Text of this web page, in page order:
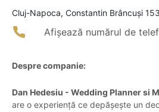
Cluj-Napoca, Constantin Brâncuși 153
Afișează numărul de
Despre companie:
Dan Hedesiu - Wedding Planner si
are o experiență ce depășește un